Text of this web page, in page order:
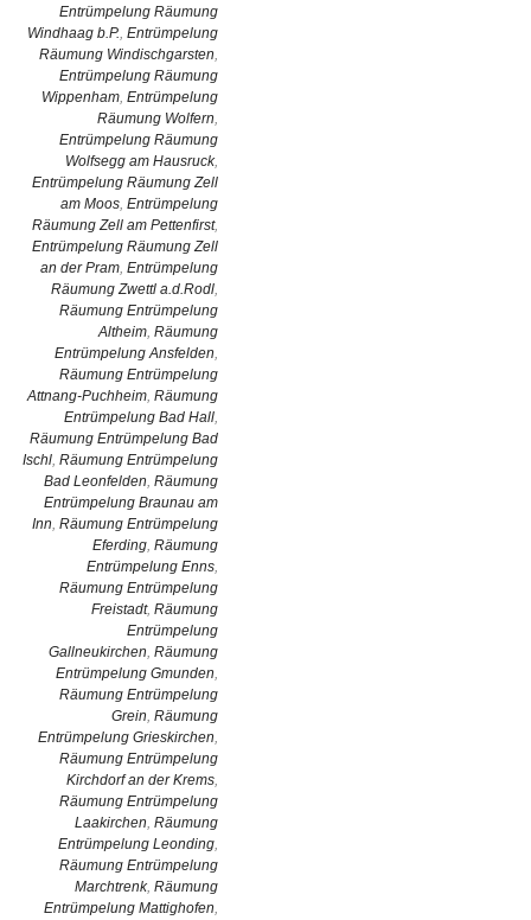
Entrümpelung Räumung
Windhaag b.P., Entrümpelung
Räumung Windischgarsten,
Entrümpelung Räumung
Wippenham, Entrümpelung
Räumung Wolfern,
Entrümpelung Räumung
Wolfsegg am Hausruck,
Entrümpelung Räumung Zell
am Moos, Entrümpelung
Räumung Zell am Pettenfirst,
Entrümpelung Räumung Zell
an der Pram, Entrümpelung
Räumung Zwettl a.d.Rodl,
Räumung Entrümpelung
Altheim, Räumung
Entrümpelung Ansfelden,
Räumung Entrümpelung
Attnang-Puchheim, Räumung
Entrümpelung Bad Hall,
Räumung Entrümpelung Bad
Ischl, Räumung Entrümpelung
Bad Leonfelden, Räumung
Entrümpelung Braunau am
Inn, Räumung Entrümpelung
Eferding, Räumung
Entrümpelung Enns,
Räumung Entrümpelung
Freistadt, Räumung
Entrümpelung
Gallneukirchen, Räumung
Entrümpelung Gmunden,
Räumung Entrümpelung
Grein, Räumung
Entrümpelung Grieskirchen,
Räumung Entrümpelung
Kirchdorf an der Krems,
Räumung Entrümpelung
Laakirchen, Räumung
Entrümpelung Leonding,
Räumung Entrümpelung
Marchtrenk, Räumung
Entrümpelung Mattighofen,